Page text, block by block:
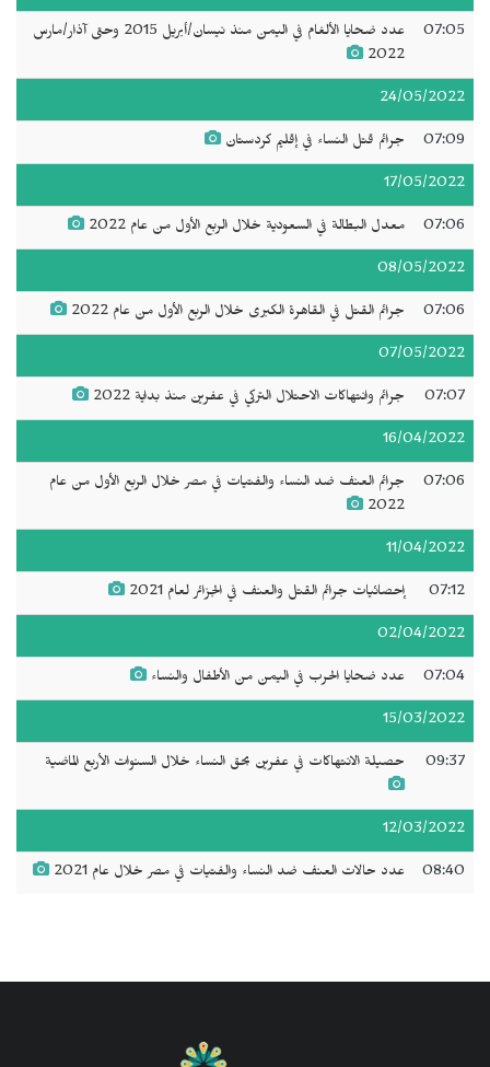
07:05
عدد ضحايا الألغام في اليمن منذ نيسان/أبريل 2015 وحتى آذار/مارس
2022
24/05/2022
07:09 جرائم قتل النساء في إقليم كردستان
17/05/2022
07:06 معدل البطالة في السعودية خلال الربع الأول من عام 2022
08/05/2022
07:06 جرائم القتل في القاهرة الكبرى خلال الربع الأول من عام 2022
07/05/2022
07:07 جرائم وانتهاكات الاحتلال التركي في عفرين منذ بداية 2022
16/04/2022
07:06
جرائم العنف ضد النساء والفتيات في مصر خلال الربع الأول من عام
2022
11/04/2022
07:12 إحصائيات جرائم القتل والعنف في الجزائر لعام 2021
02/04/2022
07:04 عدد ضحايا الحرب في اليمن من الأطفال والنساء
15/03/2022
09:37 حصيلة الانتهاكات في عفرين بحق النساء خلال السنوات الأربع الماضية
12/03/2022
08:40 عدد حالات العنف ضد النساء والفتيات في مصر خلال عام 2021